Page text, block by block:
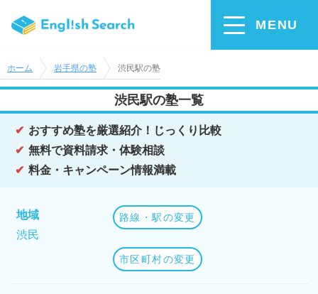
MENU
ホーム 岩手県の塾 渋民駅の塾
渋民駅の塾一覧
おすすめ塾を厳選紹介！じっくり比較
無料で資料請求・体験相談
料金・キャンペーン情報満載
地域
渋民
路線・駅の変更
市区町村の変更